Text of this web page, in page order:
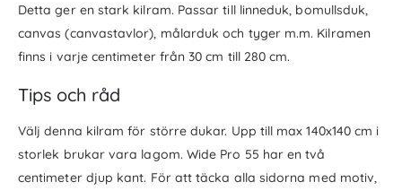
Detta ger en stark kilram. Passar till linneduk, bomullsduk,
canvas (canvastavlor), målarduk och tyger m.m. Kilramen
finns i varje centimeter från 30 cm till 280 cm.
Tips och råd
Välj denna kilram för större dukar. Upp till max 140x140 cm i
storlek brukar vara lagom. Wide Pro 55 har en två
centimeter djup kant. För att täcka alla sidorna med motiv,